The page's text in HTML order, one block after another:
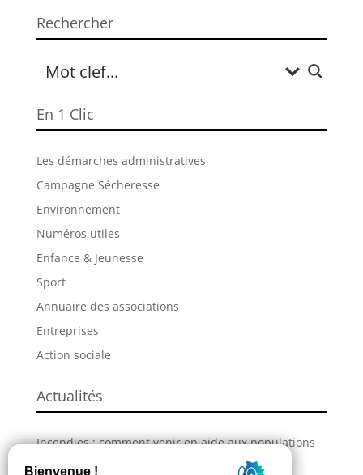
Rechercher
En 1 Clic
Les démarches administratives
Campagne Sécheresse
Environnement
Numéros utiles
Enfance & Jeunesse
Sport
Annuaire des associations
Entreprises
Action sociale
Actualités
Incendies : comment venir en aide aux populations